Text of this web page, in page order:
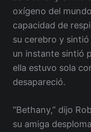
oxígeno del
capacidad de
su cerebro y
un instante sintió
ella estuvo sola
desapareció.
“Bethany,” dijo
su amiga